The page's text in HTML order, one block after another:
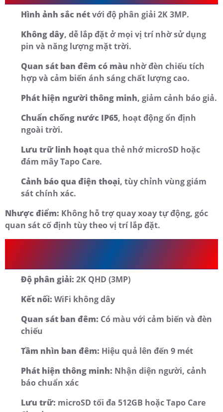
Hình ảnh sắc nétvới độ phân giải 2K 3MP.
Không dây, dễ lắp đặt ở mọi vị trí nhờ sử dụng
pin và năng lượng mặt trời.
Quan sát ban đêm có màu nhờ đèn chiếu tích
hợp và cảm biến ánh sáng chất lượng cao.
Phát hiện người thông minh, giảm cảnh báo giả.
Chuẩn chống nước IP65, hoạt động ổn định
ngoài trời.
Lưu trữ linh hoạtqua thẻ nhớ microSD hoặc
đám mây Tapo Care.
Cảnh báo qua điện thoại, tùy chỉnh vùng giám
sát chính xác.
Nhược điểm: Không hỗ trợ quay xoay tự động, góc
quan sát cố định tùy theo vị trí lắp đặt.
Độ phân giải: 2K QHD (3MP)
Kết nối: WiFi không dây
Quan sát ban đêm: Có màu với cảm biến và đèn
chiếu
Tầm nhìn ban đêm: Hiệu quả lên đến 9 mét
Phát hiện thông minh: Nhận diện người, cảnh
báo chuẩn xác
Lưu trữ: microSD tối đa 512GB hoặc Tapo Care